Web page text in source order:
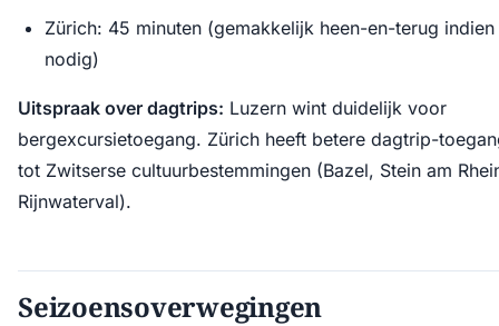
Zürich: 45 minuten (gemakkelijk heen-en-terug indien
nodig)
Uitspraak over dagtrips: Luzern wint duidelijk voor
bergexcursietoegang. Zürich heeft betere dagtrip-
tot Zwitserse cultuurbestemmingen (Bazel, Stein am
Rijnwaterval).
Seizoensoverwegingen